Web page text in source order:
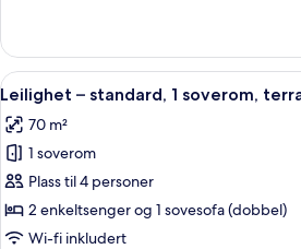
–
standard,
1
soverom,
terrasse
Åpne
alle
bildene
av
Leilighet
–
standard,
8
Leilighet – standard, 1 soverom,
70 m²
1 soverom
Plass til 4 personer
2 enkeltsenger og 1 sovesofa (dobbel)
Wi-fi inkludert